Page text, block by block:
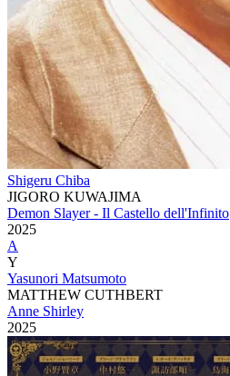
Shigeru Chiba
JIGORO KUWAJIMA
Demon Slayer - Il Castello dell'Infinito
2025
A
Y
Yasunori Matsumoto
MATTHEW CUTHBERT
Anne Shirley
2025